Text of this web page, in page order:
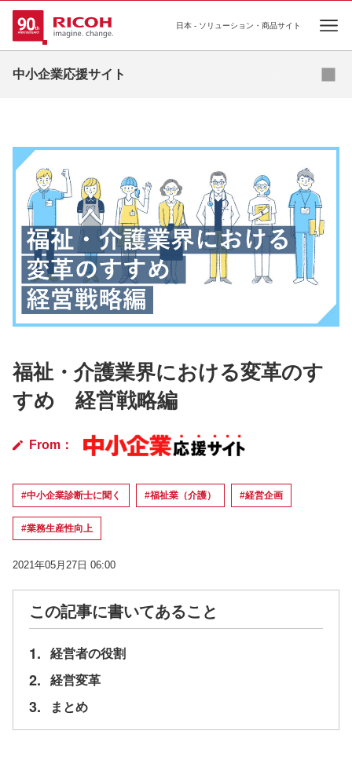
Open
日本 - ソリューション・商品サイト
中小企業応援サイト
事例集
コラム
お役立ち資料
セミナー
お問い合わせ
福祉・介護業界における変革のす
すめ 経営戦略編
From：
#中小企業診断士に聞く #福祉業（介護） #経営企画
#業務生産性向上
2021年05月27日 06:00
この記事に書いてあること
1. 経営者の役割
2. 経営変革
3. まとめ